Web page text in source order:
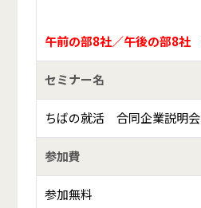
午前の部8社／午後の部8社
セミナー名
ちばの就活 合同企業説
参加費
参加無料